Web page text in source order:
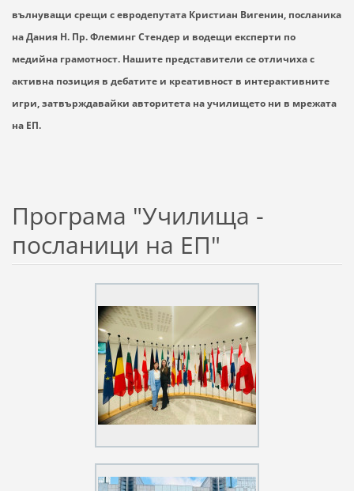
вълнуващи срещи с евродепутата Кристиан Вигенин, посланика
на Дания Н. Пр. Флеминг Стендер и водещи експерти по
медийна грамотност. Нашите представители се отличиха с
активна позиция в дебатите и креативност в интерактивните
игри, затвърждавайки авторитета на училището ни в мрежата
на ЕП.
Програма "Училища -
посланици на ЕП"